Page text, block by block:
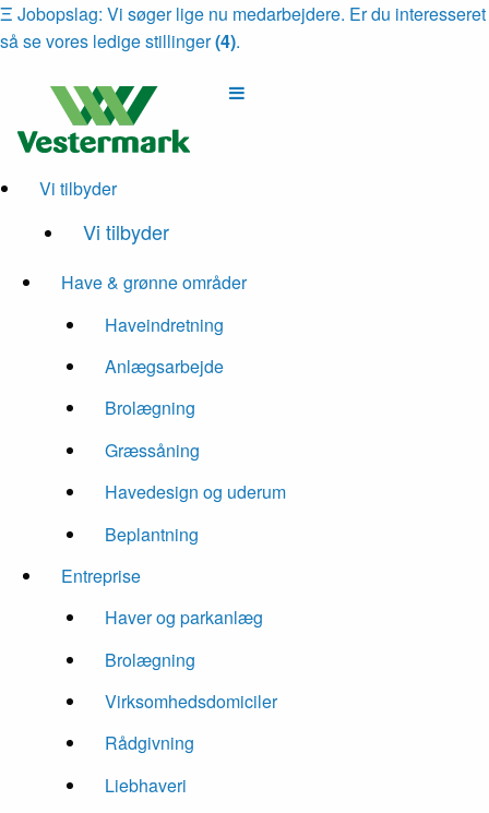
Ξ Jobopslag: Vi søger lige nu medarbejdere. Er du interesseret
så se vores ledige stillinger(4).
Vi tilbyder
Vi tilbyder
Have & grønne områder
Haveindretning
Anlægsarbejde
Brolægning
Græssåning
Havedesign og uderum
Beplantning
Entreprise
Haver og parkanlæg
Brolægning
Virksomhedsdomiciler
Rådgivning
Liebhaveri